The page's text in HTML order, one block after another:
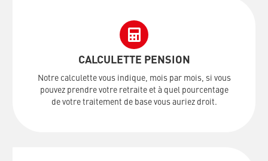
CALCULETTE PENSION
Notre calculette vous indique, mois par mois, si vous
pouvez prendre votre retraite et à quel pourcentage
de votre traitement de base vous auriez droit.